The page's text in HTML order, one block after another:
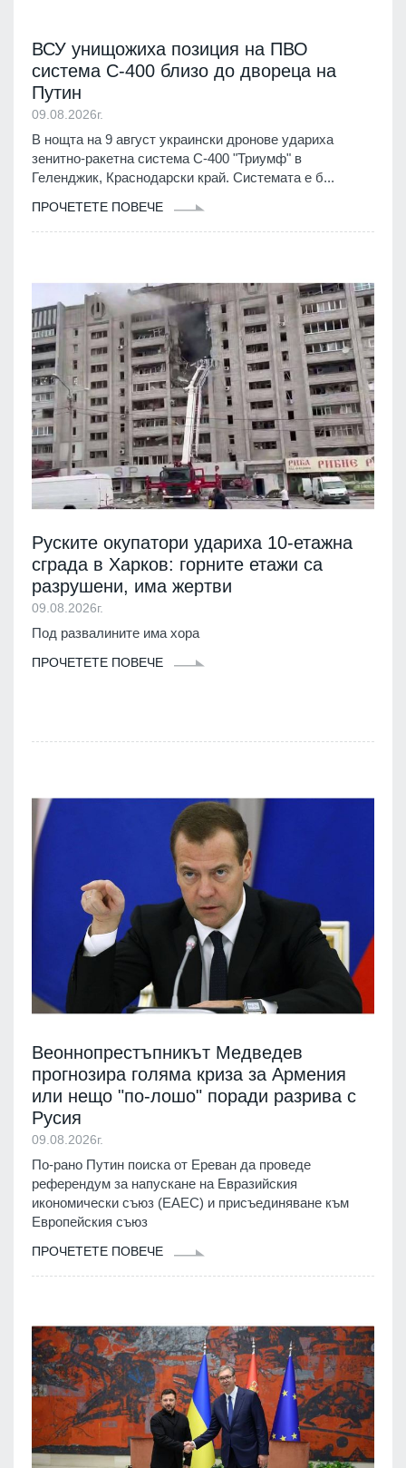
ВСУ унищожиха позиция на ПВО
система С-400 близо до двореца на
Путин
09.08.2026г.
В нощта на 9 август украински дронове удариха
зенитно-ракетна система С-400 "Триумф" в
Геленджик, Краснодарски край. Системата е б...
ПРОЧЕТЕТЕ ПОВЕЧЕ
Руските окупатори удариха 10-етажна
сграда в Харков: горните етажи са
разрушени, има жертви
09.08.2026г.
Под развалините има хора
ПРОЧЕТЕТЕ ПОВЕЧЕ
Веоннопрестъпникът Медведев
прогнозира голяма криза за Армения
или нещо "по-лошо" поради разрива с
Русия
09.08.2026г.
По-рано Путин поиска от Ереван да проведе
референдум за напускане на Евразийския
икономически съюз (ЕАЕС) и присъединяване към
Европейския съюз
ПРОЧЕТЕТЕ ПОВЕЧЕ